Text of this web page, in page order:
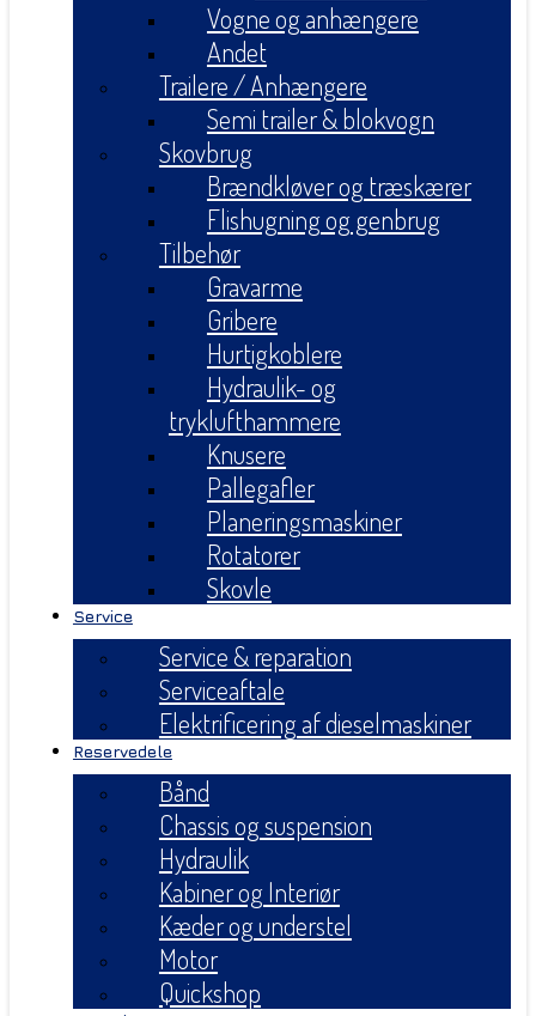
Vogne og anhængere
Andet
Trailere / Anhængere
Semi trailer & blokvogn
Skovbrug
Brændkløver og træskærer
Flishugning og genbrug
Tilbehør
Gravarme
Gribere
Hurtigkoblere
Hydraulik- og
tryklufthammere
Knusere
Pallegafler
Planeringsmaskiner
Rotatorer
Skovle
Service
Service & reparation
Serviceaftale
Elektrificering af dieselmaskiner
Reservedele
Bånd
Chassis og suspension
Hydraulik
Kabiner og Interiør
Kæder og understel
Motor
Quickshop